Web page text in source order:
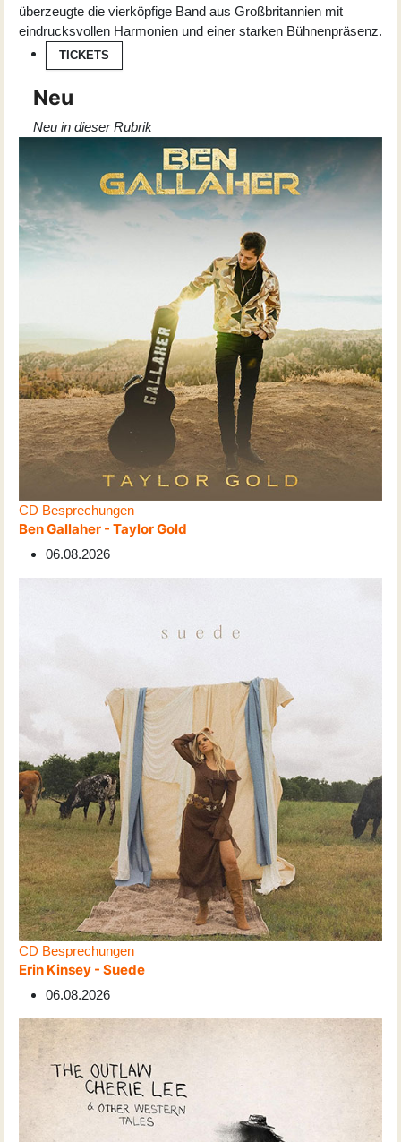
überzeugte die vierköpfige Band aus Großbritannien mit
eindrucksvollen Harmonien und einer starken Bühnenpräsenz.
TICKETS
Neu
Neu in dieser Rubrik
CD Besprechungen
Ben Gallaher - Taylor Gold
06.08.2026
CD Besprechungen
Erin Kinsey - Suede
06.08.2026